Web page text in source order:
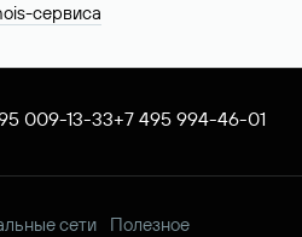
сервиса
009-13-33+7 495 994-46-01
сети
Полезное